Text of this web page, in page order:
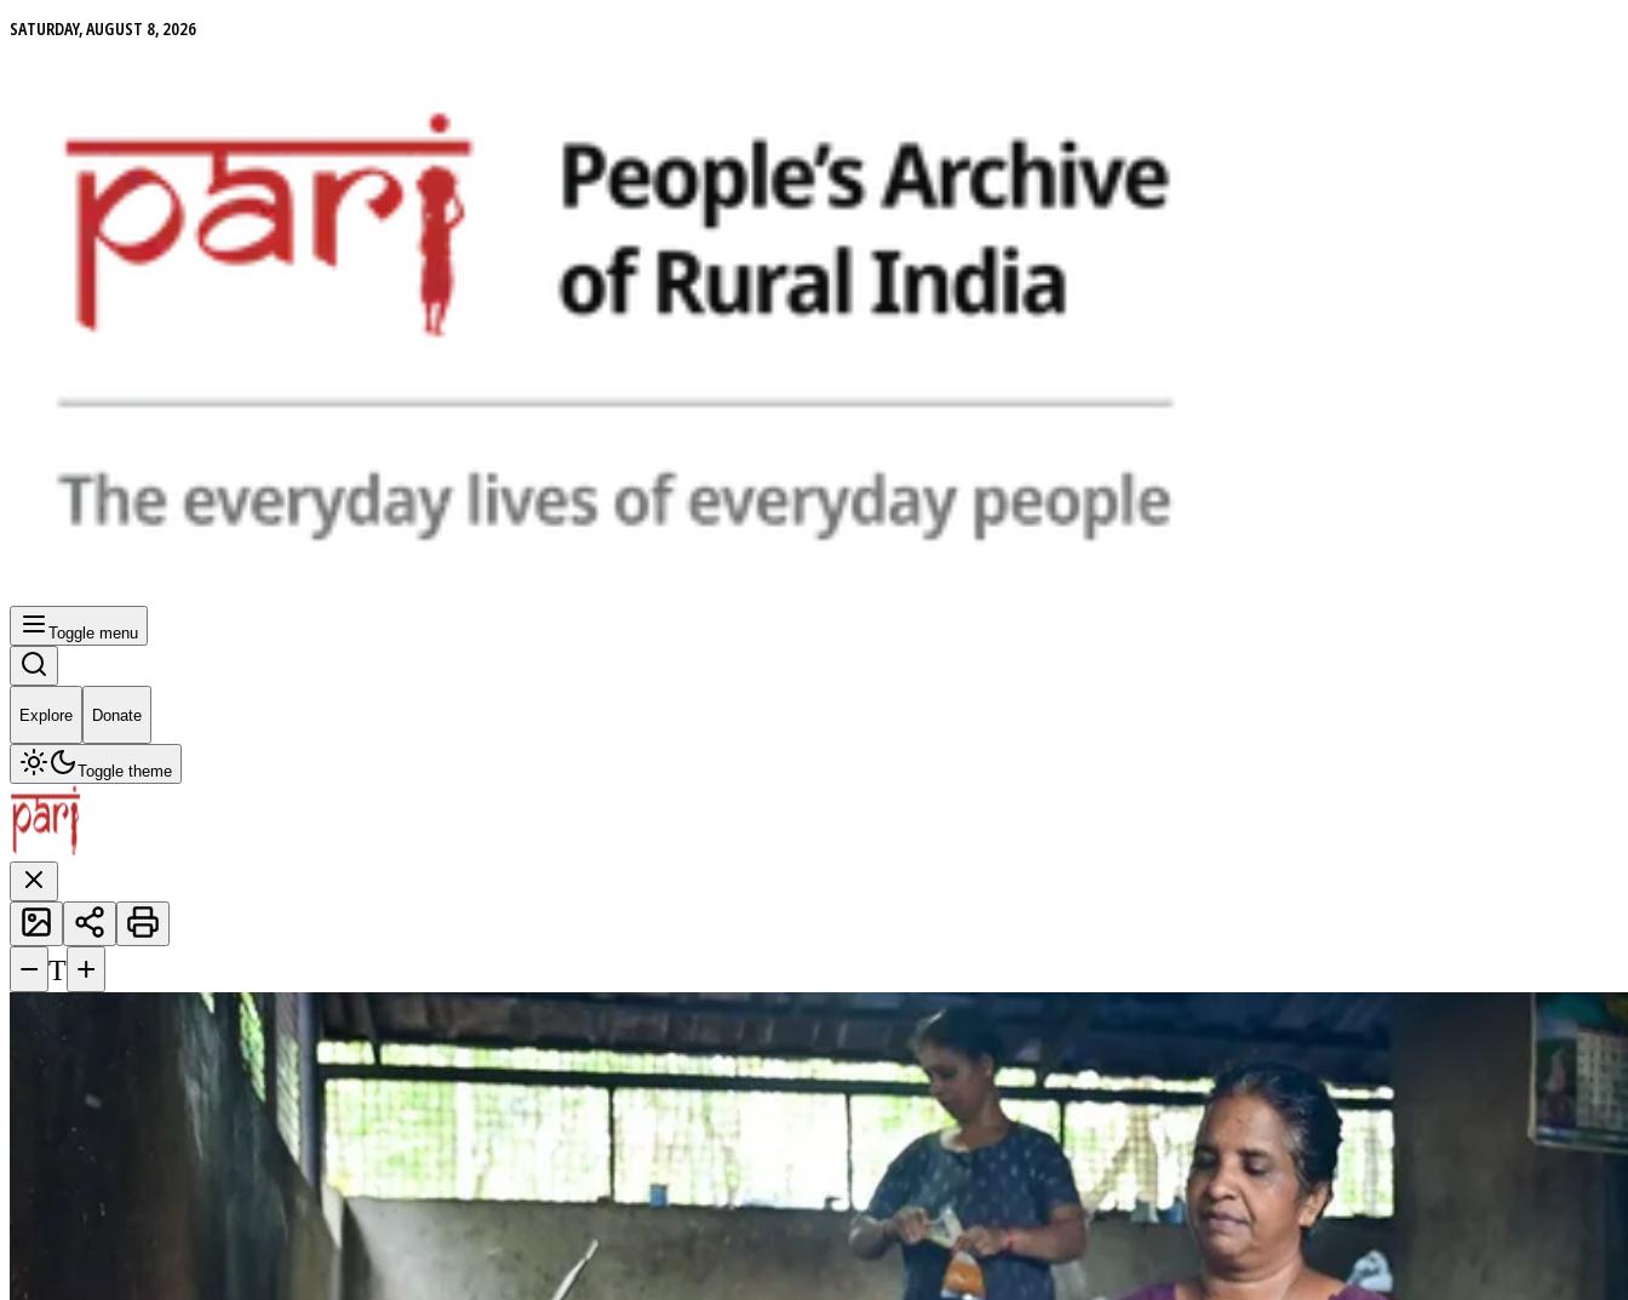
SATURDAY, AUGUST 8, 2026
Toggle menu
Explore Donate
Toggle theme
− T +